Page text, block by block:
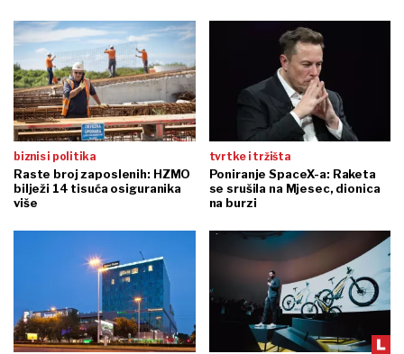
biznis i politika
Raste broj zaposlenih: HZMO
bilježi 14 tisuća osiguranika
više
tvrtke i tržišta
Poniranje SpaceX-a: Raketa
se srušila na Mjesec, dionica
na burzi